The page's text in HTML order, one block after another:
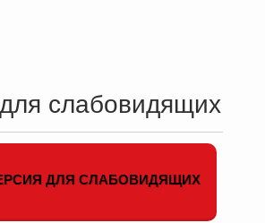
слабовидящих
ДЛЯ СЛАБОВИДЯЩИХ